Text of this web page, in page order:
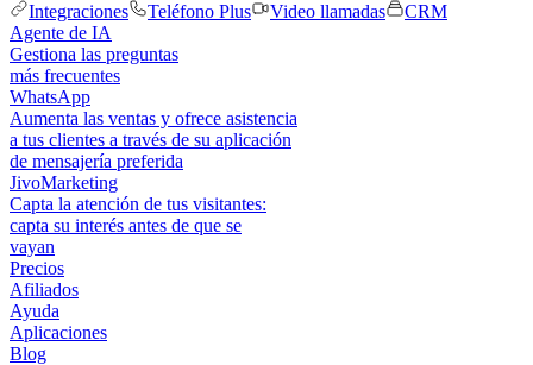
Integraciones
Teléfono Plus Video llamadas
CRM
Agente de IA
Gestiona las preguntas
más frecuentes
WhatsApp
Aumenta las ventas y ofrece asistencia
a tus clientes a través de su aplicación
de mensajería preferida
JivoMarketing
Capta la atención de tus visitantes:
capta su interés antes de que se
vayan
Precios
Afiliados
Ayuda
Aplicaciones
Blog